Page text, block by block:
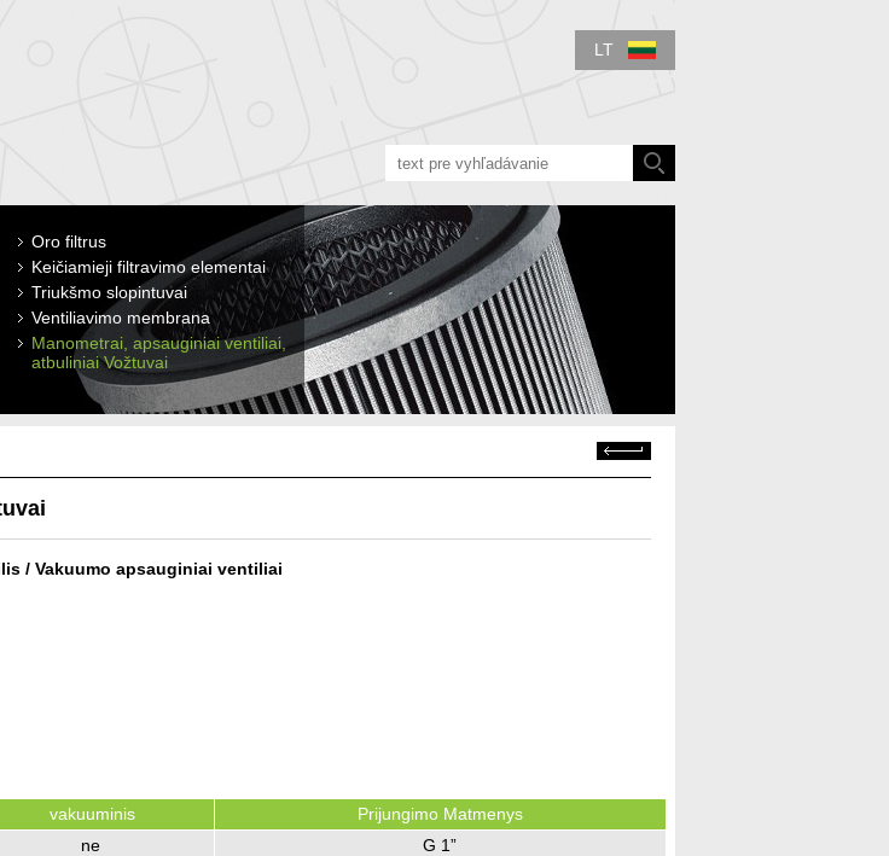
Atgal
/ Vakuumo apsauginiai ventiliai
vakuuminis
Prijungimo Matmenys
ne
G 1”
Membraninės Alita
Su šoniniu kanalu INW
INW Roots blowers
Rotary vane pumps
Membraninės orpūtės
INW su šoniniu kanalu
Piston pumps VP
Liquid ring pump
Oro filtrus
Keičiamieji filtravimo elementai
Triukšmo slopintuvai
Ventiliavimo membrana
Manometrai, apsauginiai ventiliai,
atbuliniai Vožtuvai
LT